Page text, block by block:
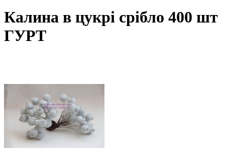
Калина в цукрі срібло 400 шт
ГУРТ